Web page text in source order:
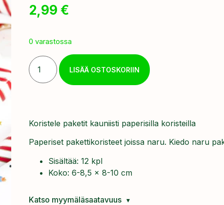
2,99 €
0 varastossa
LISÄÄ OSTOSKORIIN
Koristele paketit kauniisti paperisilla koristeilla
Paperiset pakettikoristeet joissa naru. Kiedo naru
Sisältää: 12 kpl
Koko: 6-8,5 x 8-10 cm
Katso myymäläsaatavuus